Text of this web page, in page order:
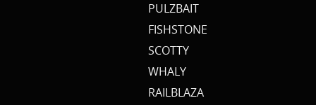
PULZBAIT
FISHSTONE
SCOTTY
WHALY
RAILBLAZA